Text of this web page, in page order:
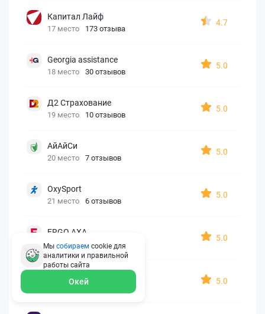
Капитал Лайф
17 место 173 отзыва
4.7
Georgia assistance
18 место 30 отзывов
5.0
Д2 Страхование
19 место 10 отзывов
5.0
АйАйСи
20 место 7 отзывов
5.0
OxySport
21 место 6 отзывов
5.0
ERGO AXA
22 место 2 отзыва
5.0
23 место 1 отзыв
5.0
Мы собираем cookie для
аналитики и правильной
работы сайта
Окей